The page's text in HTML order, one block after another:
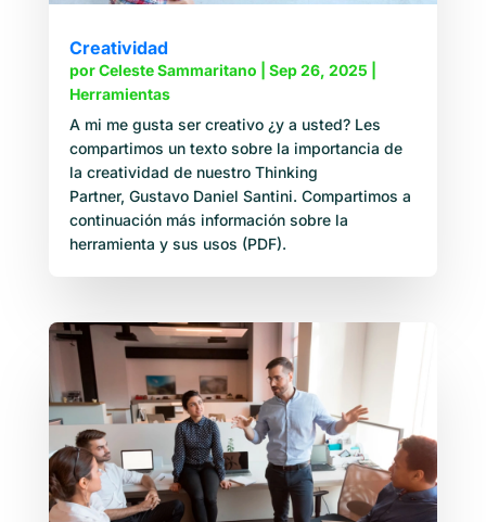
Creatividad
porCeleste Sammaritano Sep 26, 2025
Herramientas
A mi me gusta ser creativo ¿y a usted? Les
compartimos un texto sobre la importancia de
la creatividad de nuestro Thinking
Partner, Gustavo Daniel Santini. Compartimos a
continuación más información sobre la
herramienta y sus usos (PDF).